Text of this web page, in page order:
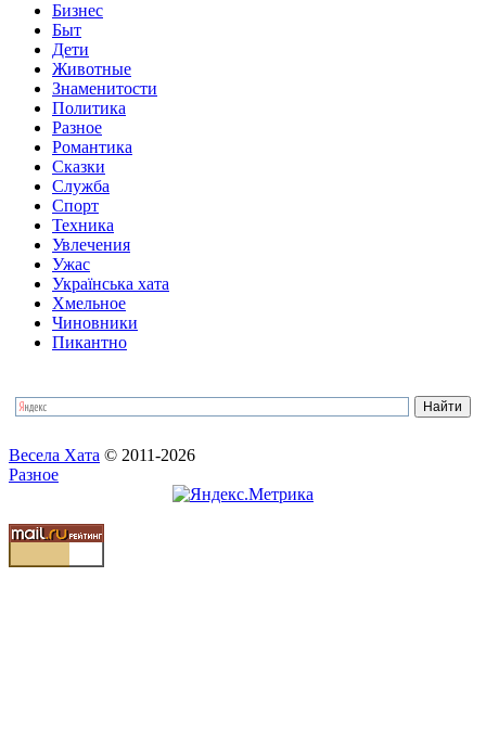
Бизнес
Быт
Дети
Животные
Знаменитости
Политика
Разное
Романтика
Сказки
Служба
Спорт
Техника
Увлечения
Ужас
Українська хата
Хмельное
Чиновники
Пикантно
Весела Хата © 2011-2026
Разное